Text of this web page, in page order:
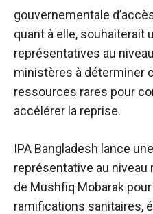
gouvernementale
quant à elle, souhaiterait
représentatives au
ministères à déterminer
ressources rares pour
accélérer la reprise.
IPA Bangladesh lance
représentative au
de Mushfiq Mobarak
ramifications sanitaires,